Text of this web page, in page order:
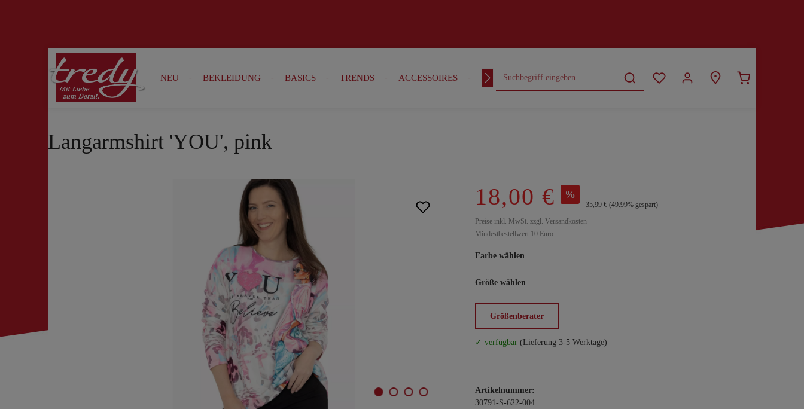
Zur Suche springen Zur Hauptnavigation springen
NEU BEKLEIDUNG BASICS TRENDS ACCESSOIRES OUTFITS CURVY
Langarmshirt 'YOU', pink
18,00 € %
35,99 €(49.99% gespart)
Preise inkl. MwSt. zzgl. Versandkosten
Mindestbestellwert 10 Euro
Farbe wählen
Größe wählen
Größenberater
✓ verfügbar (Lieferung 3-5 Werktage)
Artikelnummer:
30791-S-622-004